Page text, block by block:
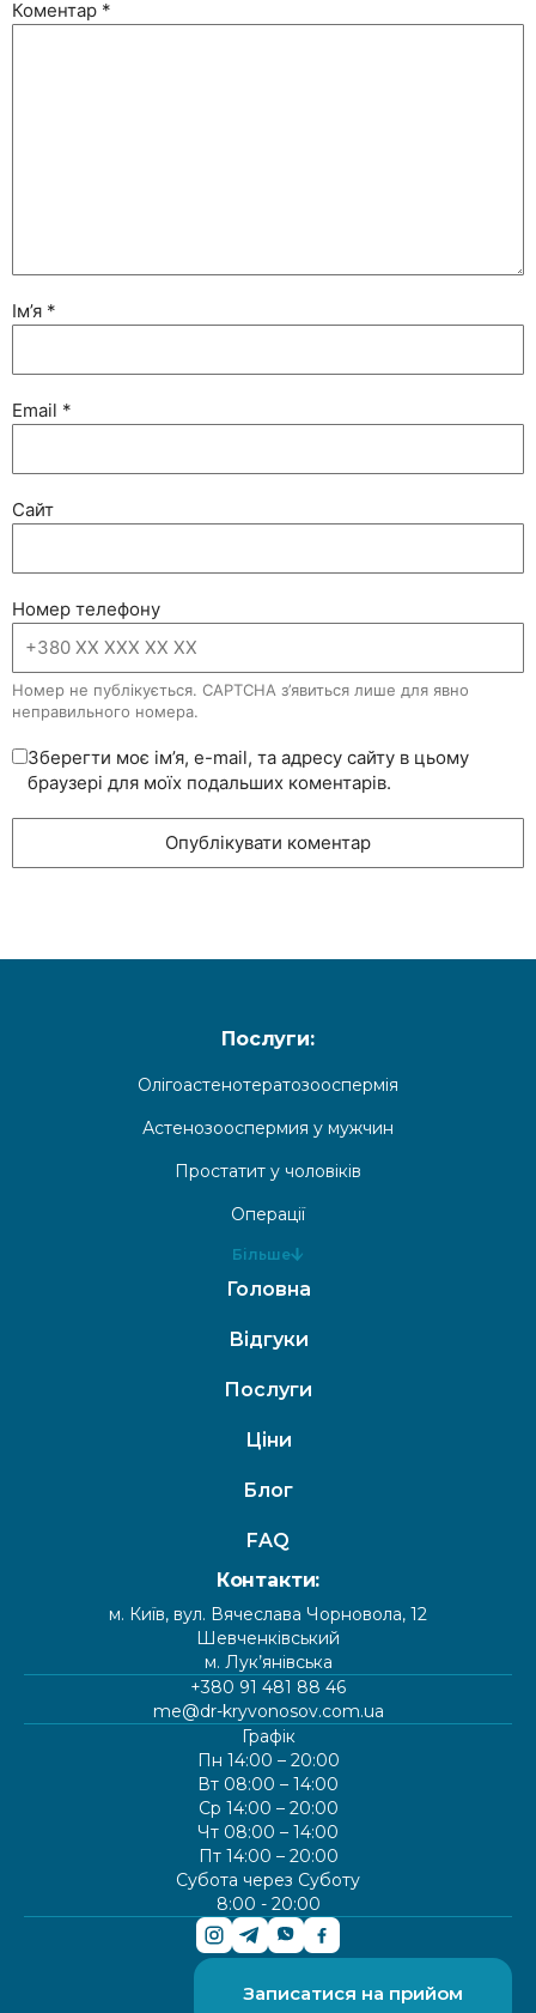
Коментар *
Ім’я *
Email *
Сайт
Номер телефону
Номер не публікується. CAPTCHA з’явиться лише для явно
неправильного номера.
Зберегти моє ім’я, e-mail, та адресу сайту в цьому
браузері для моїх подальших коментарів.
Послуги:
Олігоастенотератозооспермія
Астенозооспермия у мужчин
Простатит у чоловіків
Операції
Більше
Головна
Відгуки
Послуги
Ціни
Блог
FAQ
Контакти:
м. Київ, вул. Вячеслава Чорновола, 12
Шевченківський
м. Лук’янівська
+380 91 481 88 46
me@dr-kryvonosov.com.ua
Графік
Пн 14:00 – 20:00
Вт 08:00 – 14:00
Ср 14:00 – 20:00
Чт 08:00 – 14:00
Пт 14:00 – 20:00
Субота через Суботу
8:00 - 20:00
Записатися на прийом